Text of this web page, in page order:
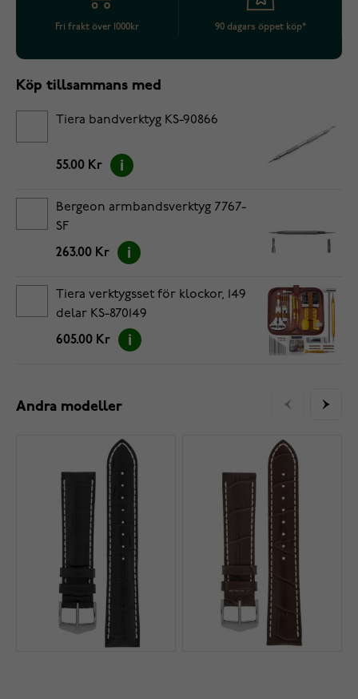
Fri frakt över 1000kr 90 dagars öppet köp*
Köp tillsammans med
Tiera bandverktyg KS-90866
55.00 Kr
Bergeon armbandsverktyg 7767-
SF
263.00 Kr
Tiera verktygsset för klockor, 149
delar KS-870149
605.00 Kr
Andra modeller